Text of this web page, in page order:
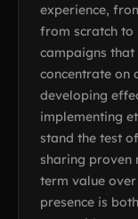
experience,
from scratch to
campaigns that
concentrate on
developing
implementing
stand the test
sharing proven
term value
presence is